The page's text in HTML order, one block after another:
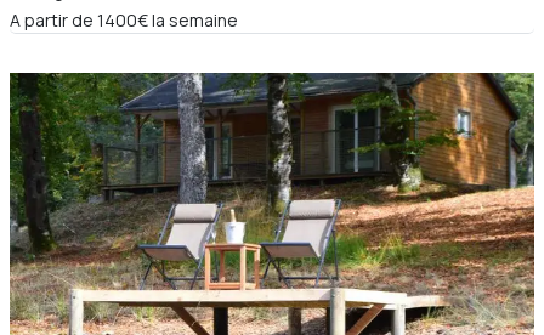
A partir de 1400€ la semaine